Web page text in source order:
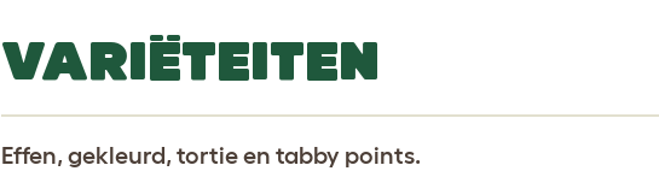
VARIËTEITEN
Effen, gekleurd, tortie en tabby points.